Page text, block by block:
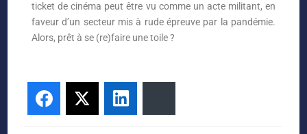
ticket de cinéma peut être vu comme un acte militant, en
faveur d’un secteur mis à rude épreuve par la pandémie.
Alors, prêt à se (re)faire une toile ?
Facebook
Twitter